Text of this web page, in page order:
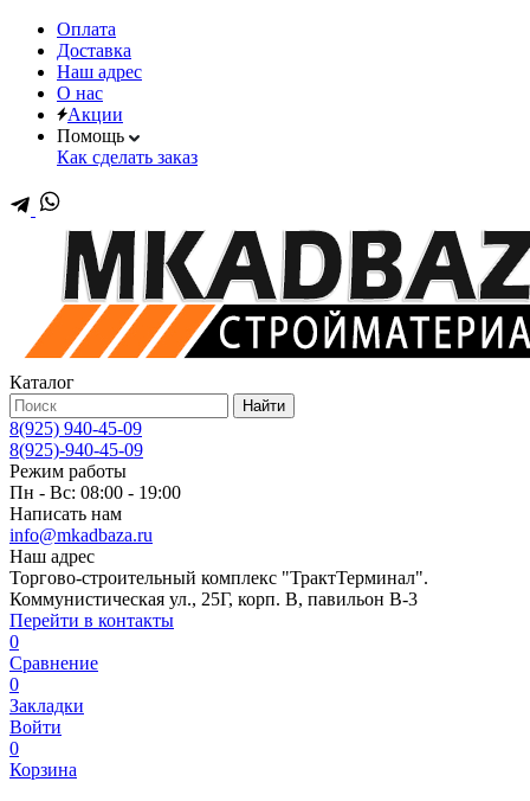
Оплата
Доставка
Наш адрес
О нас
Акции
Помощь
Как сделать заказ
Каталог
Найти
8(925) 940-45-09
8(925)-940-45-09
Режим работы
Пн - Вс: 08:00 - 19:00
Написать нам
info@mkadbaza.ru
Наш адрес
Торгово-строительный комплекс "ТрактТерминал".
Коммунистическая ул., 25Г, корп. В, павильон В-3
Перейти в контакты
0
Сравнение
0
Закладки
Войти
0
Корзина